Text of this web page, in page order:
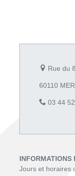
Rue du
60110
03 44
INFORMATIONS
Jours et horaires